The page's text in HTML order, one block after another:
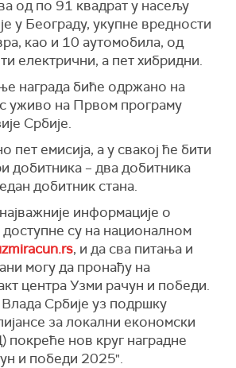
од по 91 квадрат у насељу
у Београду, укупне вредности
као и 10 аутомобила, од
електрични, а пет хибридни.
награда биће одржано на
уживо на Првом програму
Србије.
пет емисија, а у свакој ће бити
добитника – два добитника
добитник стана.
информације о
доступне су на националном
, и да сва питања и
могу да пронађу на
центра Узми рачун и победи.
Србије уз подршку
за локални економски
покреће нов круг наградне
и победи 2025".